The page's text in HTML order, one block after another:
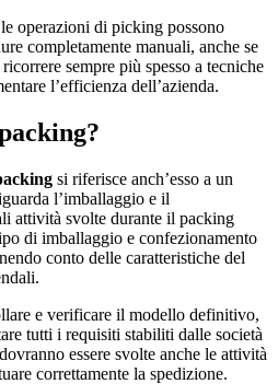
operazioni di picking possono
completamente manuali, anche se
sempre più spesso a tecniche
l’efficienza dell’azienda.
si riferisce anch’esso a un
l’imballaggio e il
attività svolte durante il packing
di imballaggio e confezionamento
conto delle caratteristiche del
e verificare il modello definitivo,
tutti i requisiti stabiliti dalle società
essere svolte anche le attività
correttamente la spedizione.